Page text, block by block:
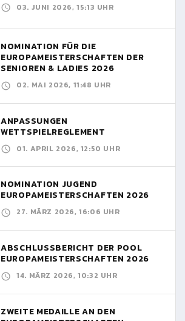
03. JUNI 2026, 15:13 UHR
NOMINATION FÜR DIE
EUROPAMEISTERSCHAFTEN DER
SENIOREN & LADIES 2026
02. MAI 2026, 11:48 UHR
ANPASSUNGEN
WETTSPIELREGLEMENT
01. APRIL 2026, 12:50 UHR
NOMINATION JUGEND
EUROPAMEISTERSCHAFTEN 2026
27. MÄRZ 2026, 16:06 UHR
ABSCHLUSSBERICHT DER POOL
EUROPAMEISTERSCHAFTEN 2026
14. MÄRZ 2026, 10:32 UHR
ZWEITE MEDAILLE AN DEN